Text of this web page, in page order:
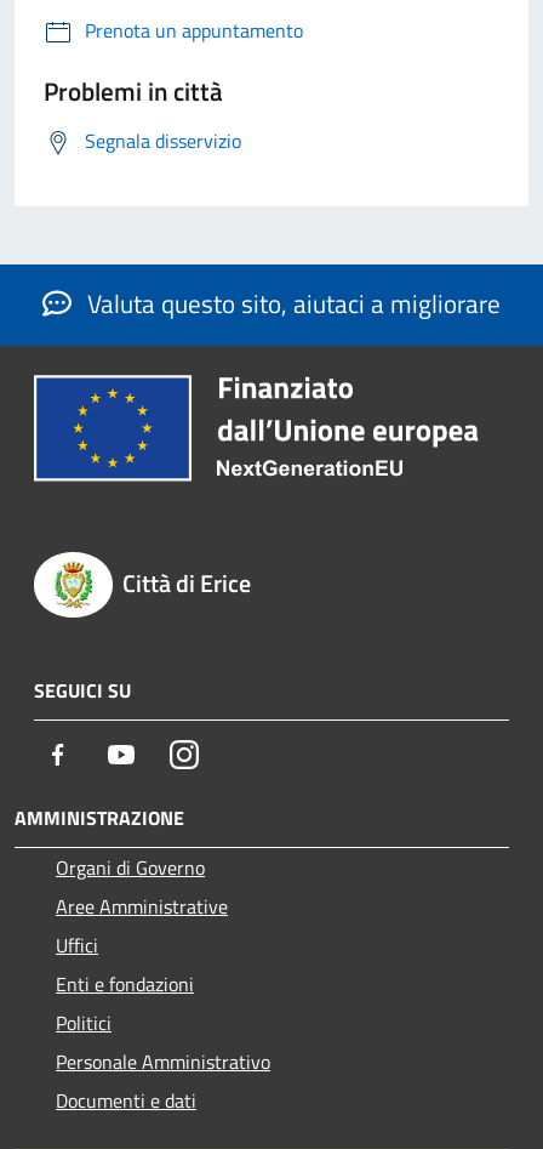
Prenota un appuntamento
Problemi in città
Segnala disservizio
Valuta questo sito, aiutaci a migliorare
Città di Erice
SEGUICI SU
Facebook YoutubeInstagram
AMMINISTRAZIONE
Organi di Governo
Aree Amministrative
Uffici
Enti e fondazioni
Politici
Personale Amministrativo
Documenti e dati